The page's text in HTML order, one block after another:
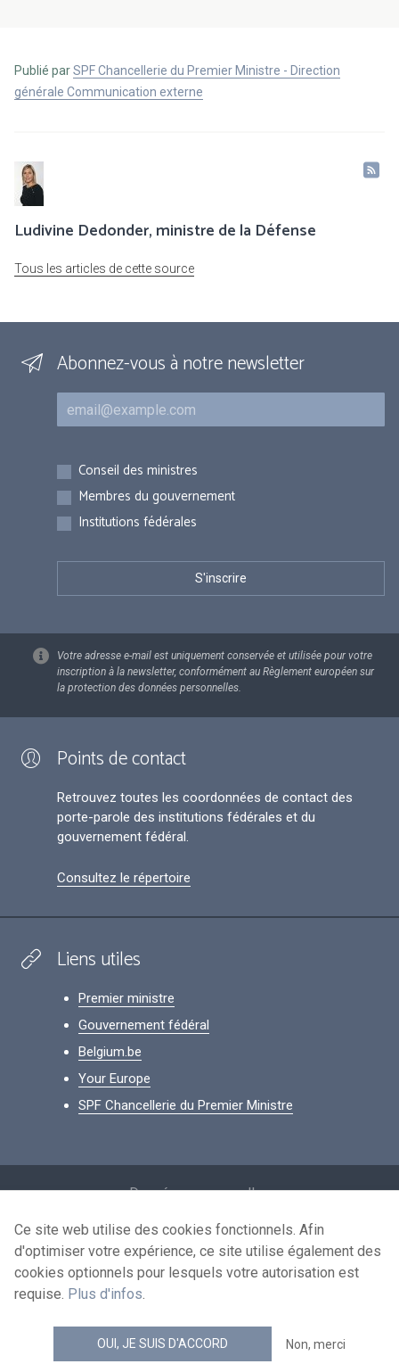
Publié parSPF Chancellerie du Premier Ministre - Direction
générale Communication externe
Ludivine Dedonder, ministre de la Défense
Tous les articles de cette source
Abonnez-vous à notre newsletter
Courriel
Inscriptions
Conseil des ministres
Membres du gouvernement
Institutions fédérales
Votre adresse e-mail est uniquement conservée et utilisée pour votre
inscription à la newsletter, conformément au Règlement européen sur
la protection des données personnelles.
Points de contact
Retrouvez toutes les coordonnées de contact des
porte-parole des institutions fédérales et du
gouvernement fédéral.
Consultez le répertoire
Liens utiles
Premier ministre
Gouvernement fédéral
Belgium.be
Your Europe
SPF Chancellerie du Premier Ministre
Données personnelles
Conditions de réutilisation
Contactez-nous
news.belgium flux RSS
Ce site web utilise des cookies fonctionnels. Afin
d'optimiser votre expérience, ce site utilise également des
cookies optionnels pour lesquels votre autorisation est
requise. Plus d'infos.
OUI, JE SUIS D'ACCORD Non, merci